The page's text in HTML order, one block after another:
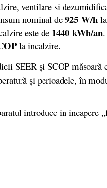
ventilare si
nominal de925 W/h
este de 1440 kWh/an
la incalzire.
SEER şi SCOP măsoară
şi perioadele, în
introduce in incapere